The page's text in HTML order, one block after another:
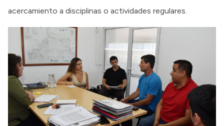
acercamiento a disciplinas o actividades regulares.